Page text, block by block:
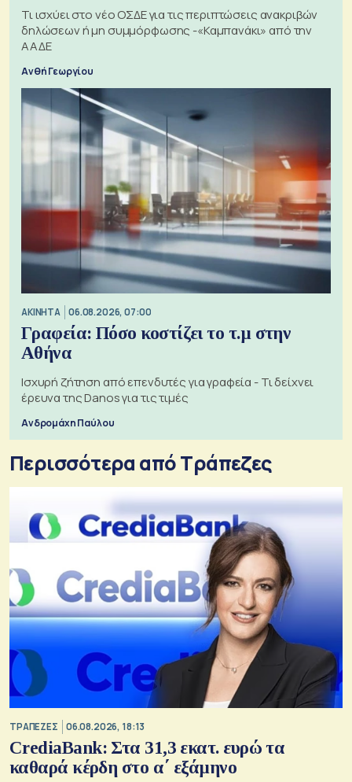
Τι ισχύει στο νέο ΟΣΔΕ για τις περιπτώσεις ανακριβών
δηλώσεων ή μη συμμόρφωσης -«Καμπανάκι» από την
ΑΑΔΕ
Ανθή Γεωργίου
ΑΚΙΝΗΤΑ 06.08.2026, 07:00
Γραφεία: Πόσο κοστίζει το τ.μ στην
Αθήνα
Ισχυρή ζήτηση από επενδυτές για γραφεία - Τι δείχνει
έρευνα της Danos για τις τιμές
Ανδρομάχη Παύλου
Περισσότερα από Τράπεζες
ΤΡΑΠΕΖΕΣ 06.08.2026, 18:13
CrediaBank: Στα 31,3 εκατ. ευρώ τα
καθαρά κέρδη στο α΄ εξάμηνο